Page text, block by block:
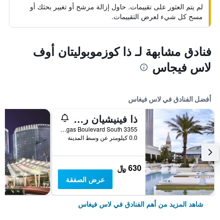
لم يتم العثور على تقييمات. حاول إزالة مرشح أو تغيير بحثك أو
مسح كل شيء لعرض التقييمات.
فنادق مشابهة لـ ذا كوزموبوليتان أوف
لاس فيجاس
أفضل الفنادق في لاس فيغاس
ذا فينيشيان ريزورت لاس فيجاس
3355 Las Vegas Boulevard South, لاس فيغاس, NV, الولايات المتحدة الأميريكية
0.0 كيلومتر عن وسط المدينة
630 ﷼
عرض الصفقة
شاهد المزيد من أهم الفنادق في لاس فيغاس